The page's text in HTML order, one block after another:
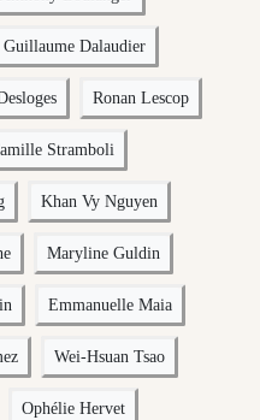
Guillaume Dalaudier
Ronan Lescop
Stramboli
Khan Vy Nguyen
Maryline Guldin
Emmanuelle Maia
Wei-Hsuan Tsao
Ophélie Hervet